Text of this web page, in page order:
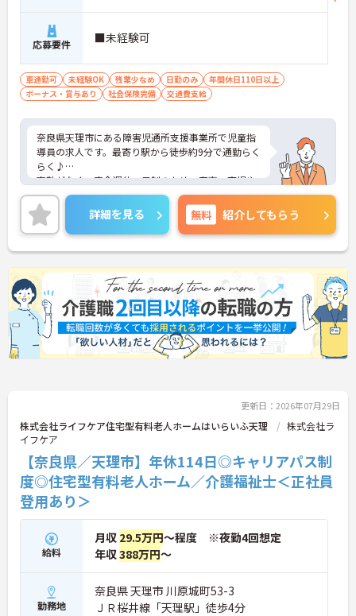
応募要件 ■未経験可
車通勤可 未経験OK 残業少なめ 日勤のみ
年間休日110日以上
ボーナス・賞与あり
社会保険完備 交通費支給
奈良県天理市にある障害児通所支援事業所で児童指
導員の求人です。最寄り駅から徒歩約9分で通勤らく
らく♪
夜勤がなく、完全週休二日制のため、家事・育児や
趣味などプライベートとの両立が叶います☆
ご興味のある方には、面接対策ポイントなど、さら
に詳細をご案内しますのでお気軽にご相談くださ
い！
詳細を見る 無料 紹介してもらう
更新日：2026年07月29日
株式会社ライフケア住宅型有料老人ホームはいらいふ天理
株式会社ラ
イフケア
【奈良県／天理市】年休114日◎キャリアパス制
度◎住宅型有料老人ホーム／介護福祉士＜正社員
登用あり＞
給料
月収 29.5万円～程度 ※夜勤4回想定
年収388万円～
勤務地
奈良県 天理市 川原城町53-3
ＪＲ桜井線「天理駅」徒歩4分